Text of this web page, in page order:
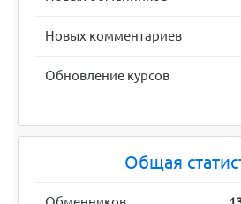
Новых комментариев
Обновление курсов
Общая